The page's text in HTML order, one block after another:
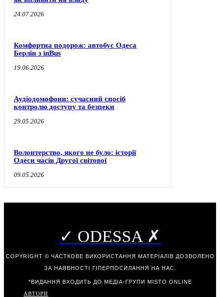
24.07.2026
Комфортна подорож: автобус Одеса
Берлін з inBus
19.06.2026
Аудіодомофони: сучасний спосіб
контролю доступу та безпеки
29.05.2026
Волонтерство, якого не було: історії
Одеси часів Другої світової
09.05.2026
✓ ODESSA ✗
COPYRIGHT © ЧАСТКОВЕ ВИКОРИСТАННЯ МАТЕРІАЛІВ ДОЗВОЛЕНО
ЗА НАЯВНОСТІ ГІПЕРПОСИЛАННЯ НА НАС.
*ВИДАННЯ ВХОДИТЬ ДО МЕДІА-ГРУПИ MISTO ONLINE
АВТОРИ